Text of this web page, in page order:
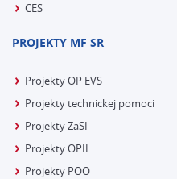
CES
PROJEKTY MF SR
Projekty OP EVS
Projekty technickej pomoci
Projekty ZaSI
Projekty OPII
Projekty POO